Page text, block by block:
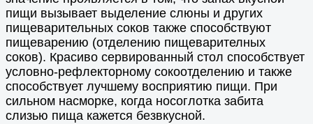
пищи вызывает выделение слюны и других
пищеварительных соков также способствуют
пищеварению (отделению пищеварителных
соков). Красиво сервированный стол способствует
условно-рефлекторному сокоотделению и также
способствует лучшему восприятию пищи. При
сильном насморке, когда носоглотка забита
слизью пища кажется безвкусной.